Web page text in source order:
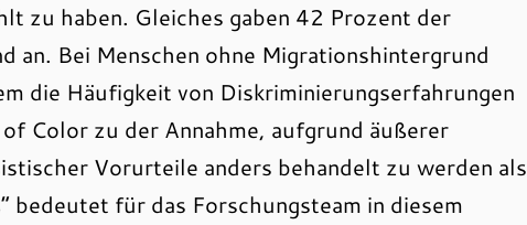
zu haben. Gleiches gaben 42 Prozent der
an. Bei Menschen ohne Migrationshintergrund
die Häufigkeit von Diskriminierungserfahrungen
Color zu der Annahme, aufgrund äußerer
Vorurteile anders behandelt zu werden als
bedeutet für das Forschungsteam in diesem